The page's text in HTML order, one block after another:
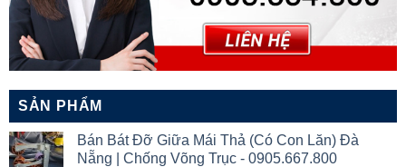
SẢN PHẨM
Bán Bát Đỡ Giữa Mái Thả (Có Con Lăn) Đà
Nẵng | Chống Võng Trục - 0905.667.800